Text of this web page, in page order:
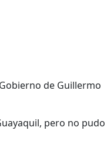
de Guillermo
pero no pudo